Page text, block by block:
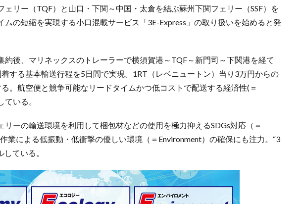
ェリー（TQF）と山口・下関～中国・太倉を結ぶ蘇州下関フェリー（SSF）を
ムの短縮を実現する小口混載サービス「3E-Express」の取り扱いを始めると発
約後、マリネックスのトレーラーで横須賀港～TQF～新門司～下関港を経て
着する基本輸送行程を5日間で実現。1RT（レベニュートン）当り3万円からの
。航空便と競争可能なリードタイムかつ低コストで配送する経済性(＝
いる。
リーの輸送環境を利用して梱包材などの使用を極力抑えるSDGs対応（＝
業による低振動・低衝撃の優しい環境（＝Environment）の確保にも注力。“3
ている。